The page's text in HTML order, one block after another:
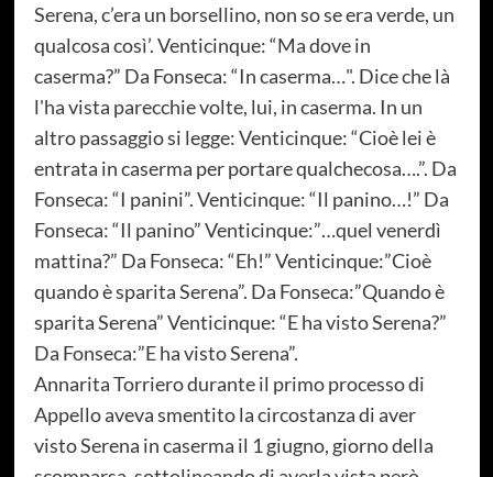
Serena, c’era un borsellino, non so se era verde, un
qualcosa così’. Venticinque: “Ma dove in
caserma?” Da Fonseca: “In caserma…". Dice che là
l'ha vista parecchie volte, lui, in caserma. In un
altro passaggio si legge: Venticinque: “Cioè lei è
entrata in caserma per portare qualchecosa….”. Da
Fonseca: “I panini”. Venticinque: “Il panino…!” Da
Fonseca: “Il panino” Venticinque:”…quel venerdì
mattina?” Da Fonseca: “Eh!” Venticinque:”Cioè
quando è sparita Serena”. Da Fonseca:”Quando è
sparita Serena” Venticinque: “E ha visto Serena?”
Da Fonseca:”E ha visto Serena”.
Annarita Torriero durante il primo processo di
Appello aveva smentito la circostanza di aver
visto Serena in caserma il 1 giugno, giorno della